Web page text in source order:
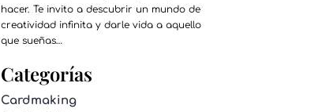
hacer. Te invito a descubrir un mundo de
creatividad infinita y darle vida a aquello
que sueñas…
Categorías
Cardmaking